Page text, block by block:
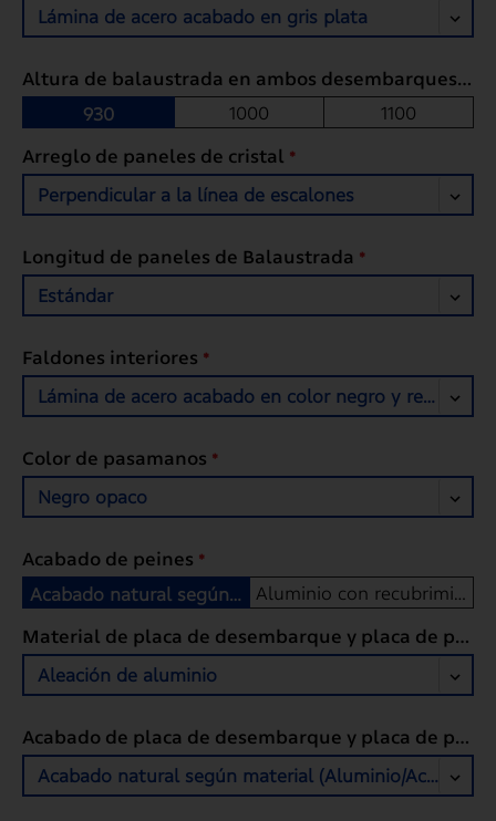
Lámina de acero acabado en gris plata
Altura de balaustrada en ambos desembarques "BH" (mm)
930
1000
1100
Arreglo de paneles de cristal *
Perpendicular a la línea de escalones
Longitud de paneles de Balaustrada *
Estándar
Faldones interiores *
Lámina de acero acabado en color negro y
Color de pasamanos *
Negro opaco
Acabado de peines *
Acabado natural según material (Aluminio/Acero)
Aluminio con recubrimiento amarillo
Material de placa de desembarque y placa de peines
Aleación de aluminio
Acabado de placa de desembarque y placa de peines
Acabado natural según material (Aluminio/Acero)